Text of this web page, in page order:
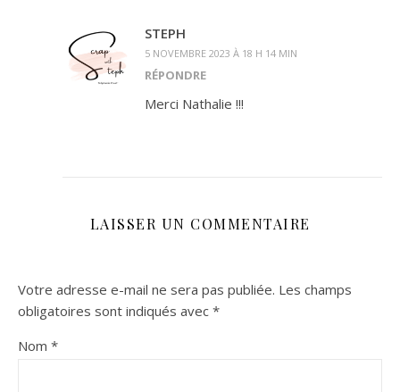
STEPH
5 NOVEMBRE 2023 À 18 H 14 MIN
RÉPONDRE
Merci Nathalie !!!
LAISSER UN COMMENTAIRE
Votre adresse e-mail ne sera pas publiée. Les champs
obligatoires sont indiqués avec *
Nom *